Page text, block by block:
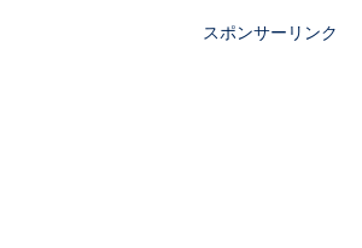
スポンサーリンク